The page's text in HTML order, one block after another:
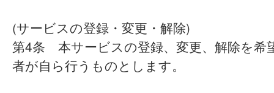
(サービスの登録・変更・解除)
第4条 本サービスの登録、変更、解除を希
者が自ら行うものとします。